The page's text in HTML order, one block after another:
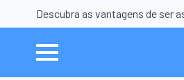
Descubra as vantagens de ser